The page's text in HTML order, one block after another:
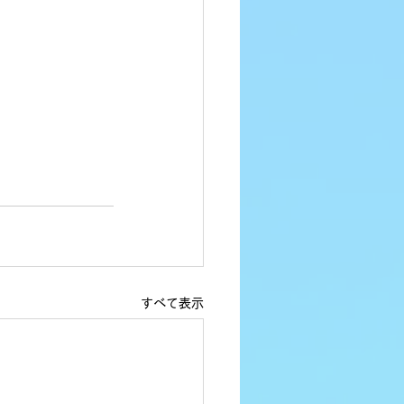
すべて表示